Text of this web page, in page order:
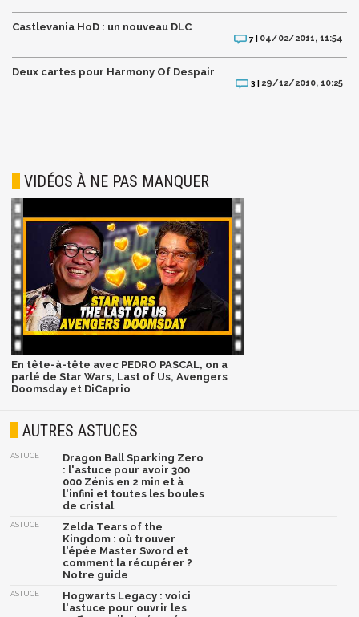
Castlevania HoD : un nouveau DLC
7 | 04/02/2011, 11:54
Deux cartes pour Harmony Of Despair
3 | 29/12/2010, 10:25
VIDÉOS À NE PAS MANQUER
En tête-à-tête avec PEDRO PASCAL, on a
parlé de Star Wars, Last of Us, Avengers
Doomsday et DiCaprio
AUTRES ASTUCES
ASTUCE
Dragon Ball Sparking Zero
: l'astuce pour avoir 300
000 Zénis en 2 min et à
l'infini et toutes les boules
de cristal
ASTUCE
Zelda Tears of the
Kingdom : où trouver
l'épée Master Sword et
comment la récupérer ?
Notre guide
ASTUCE
Hogwarts Legacy : voici
l'astuce pour ouvrir les